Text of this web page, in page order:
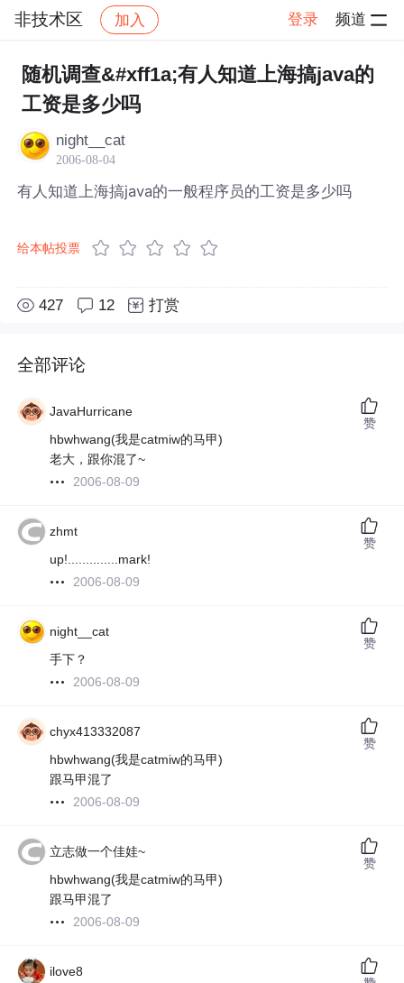
非技术区 加入 登录 频道
社区 非技术区 帖子详情
随机调查&#xff1a;有人知道上海搞java的
工资是多少吗
night__cat
2006-08-04
有人知道上海搞java的一般程序员的工资是多少吗
给本帖投票
427 12 打赏
全部评论
JavaHurricane
hbwhwang(我是catmiw的马甲)
老大，跟你混了~
2006-08-09
赞
zhmt
up!..............mark!
2006-08-09
赞
night__cat
手下？
2006-08-09
赞
chyx413332087
hbwhwang(我是catmiw的马甲)
跟马甲混了
2006-08-09
赞
立志做一个佳娃~
hbwhwang(我是catmiw的马甲)
跟马甲混了
2006-08-09
赞
ilove8